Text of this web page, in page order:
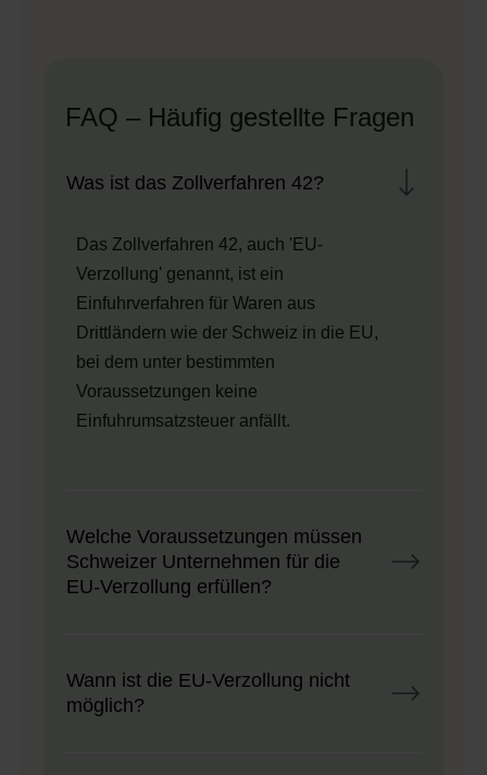
FAQ – Häufig gestellte Fragen
Was ist das Zollverfahren 42?
Das Zollverfahren 42, auch 'EU-
Verzollung' genannt, ist ein
Einfuhrverfahren für Waren aus
Drittländern wie der Schweiz in die EU,
bei dem unter bestimmten
Voraussetzungen keine
Einfuhrumsatzsteuer anfällt.
Welche Voraussetzungen müssen
Schweizer Unternehmen für die
EU-Verzollung erfüllen?
Wann ist die EU-Verzollung nicht
möglich?